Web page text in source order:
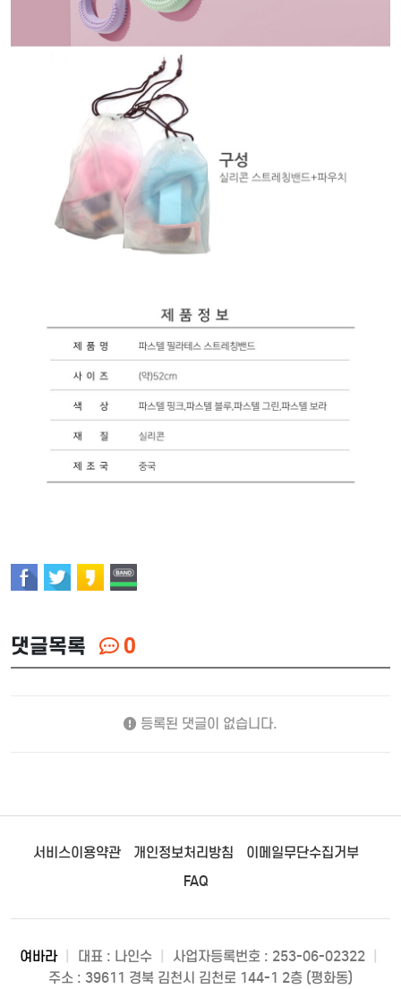
댓글목록 0
등록된 댓글이 없습니다.
서비스이용약관 개인정보처리방침
이메일무단수집거부
FAQ
여바라 대표 : 나인수 사업자등록번호 : 253-06-02322
주소 : 39611 경북 김천시 김천로 144-1 2층 (평화동)